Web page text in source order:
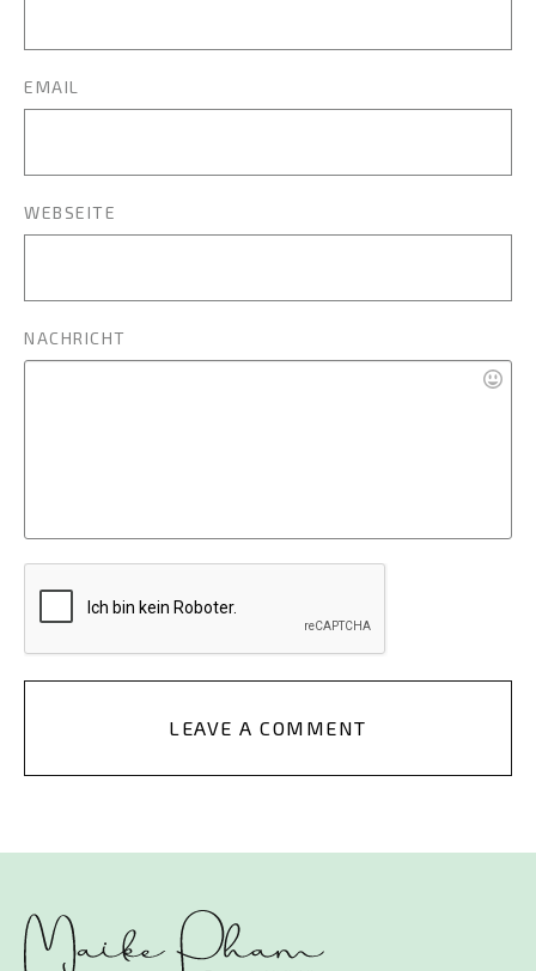
EMAIL
WEBSEITE
NACHRICHT
LEAVE A COMMENT